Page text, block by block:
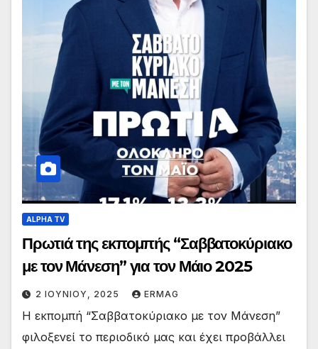
ALPHA TV
Πρωτιά της εκπομπής “Σαββατοκύριακο
με τον Μάνεση” για τον Μάιο 2025
2 ΙΟΥΝΊΟΥ, 2025 ERMAG
Η εκπομπή “Σαββατοκύριακο με τον Μάνεση”
φιλοξενεί το περιοδικό μας και έχει προβάλλει